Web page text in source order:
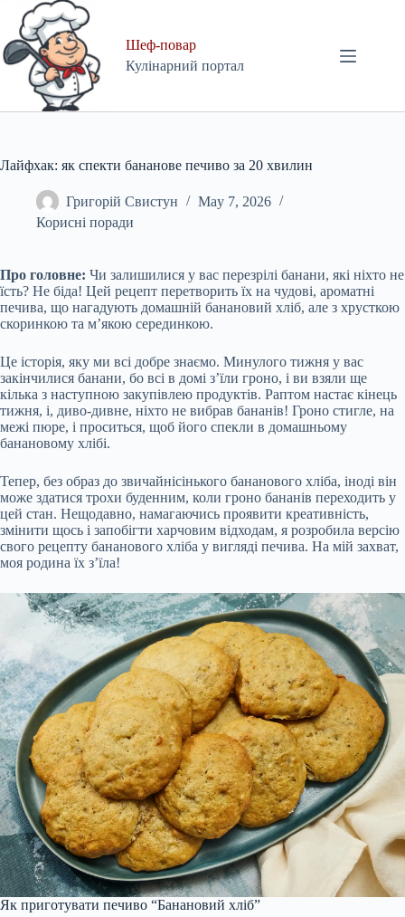
content
Шеф-повар
Кулінарний портал
Лайфхак: як спекти бананове печиво за 20 хвилин
Григорій Свистун
May 7, 2026
Корисні поради
Про головне: Чи залишилися у вас перезрілі банани, які ніхто не
їсть? Не біда! Цей рецепт перетворить їх на чудові, ароматні
печива, що нагадують домашній банановий хліб, але з хрусткою
скоринкою та м’якою серединкою.
Це історія, яку ми всі добре знаємо. Минулого тижня у вас
закінчилися банани, бо всі в домі з’їли гроно, і ви взяли ще
кілька з наступною закупівлею продуктів. Раптом настає кінець
тижня, і, диво-дивне, ніхто не вибрав бананів! Гроно стигле, на
межі пюре, і проситься, щоб його спекли в домашньому
банановому хлібі.
Тепер, без образ до звичайнісінького бананового хліба, іноді він
може здатися трохи буденним, коли гроно бананів переходить у
цей стан. Нещодавно, намагаючись проявити креативність,
змінити щось і запобігти харчовим відходам, я розробила версію
свого рецепту бананового хліба у вигляді печива. На мій захват,
моя родина їх з’їла!
Як приготувати печиво “Банановий хліб”